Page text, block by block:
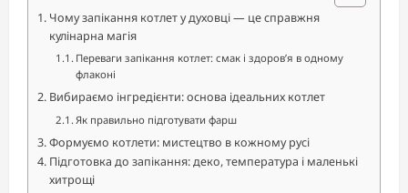
Чому запікання котлет у духовці — це справжня
кулінарна магія
Переваги запікання котлет: смак і здоров’я в одному
флаконі
Вибираємо інгредієнти: основа ідеальних котлет
Як правильно підготувати фарш
Формуємо котлети: мистецтво в кожному русі
Підготовка до запікання: деко, температура і маленькі
хитрощі